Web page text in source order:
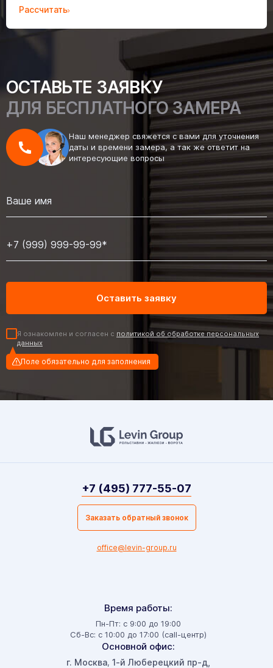
Рассчитать
ОСТАВЬТЕ ЗАЯВКУ
ДЛЯ БЕСПЛАТНОГО ЗАМЕРА
Наш менеджер свяжется с вами для уточнения
даты и времени замера, а так же ответит на
интересующие вопросы
Я ознакомлен и согласен с политикой об обработке персональных
данных
Поле обязательно для заполнения
Время работы:
Пн-Пт: с 9:00 до 19:00
Сб-Вс: с 10:00 до 17:00 (call-центр)
Основной офис:
г. Москва, 1-й Люберецкий пр-д,
+7 (495) 777-55-07
Заказать обратный звонок
office@levin-group.ru